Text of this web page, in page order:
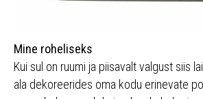
Mine roheliseks
Kui sul on ruumi ja piisavalt valgust siis
ala dekoreerides oma kodu erinevate